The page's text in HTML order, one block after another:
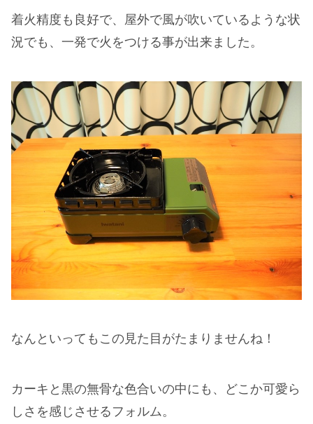
着火精度も良好で、屋外で風が吹いているような状
況でも、一発で火をつける事が出来ました。
なんといってもこの見た目がたまりませんね！
カーキと黒の無骨な色合いの中にも、どこか可愛ら
しさを感じさせるフォルム。